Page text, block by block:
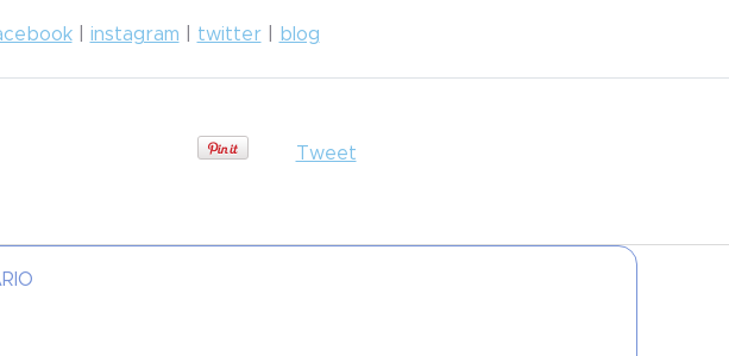
| instagram twitter| blog
Tweet